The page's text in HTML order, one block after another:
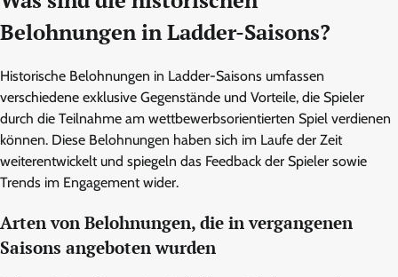
Belohnungen in Ladder-Saisons?
Historische Belohnungen in Ladder-Saisons umfassen
verschiedene exklusive Gegenstände und Vorteile, die Spieler
durch die Teilnahme am wettbewerbsorientierten Spiel verdienen
können. Diese Belohnungen haben sich im Laufe der Zeit
weiterentwickelt und spiegeln das Feedback der Spieler sowie
Trends im Engagement wider.
Arten von Belohnungen, die in vergangenen
Saisons angeboten wurden